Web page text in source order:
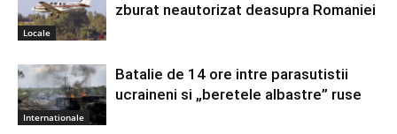
Locale
zburat neautorizat deasupra Romaniei
Internationale
Batalie de 14 ore intre parasutistii
ucraineni si „beretele albastre” ruse